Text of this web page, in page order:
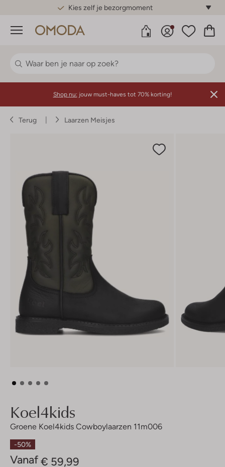
Gratis standaard verzending*
Menu
Shop nu: jouw must-haves tot 70% korting!
Terug Laarzen Meisjes
Koel4kids
Groene Koel4kids Cowboylaarzen 11m006
-50%
Vanaf € 59,99